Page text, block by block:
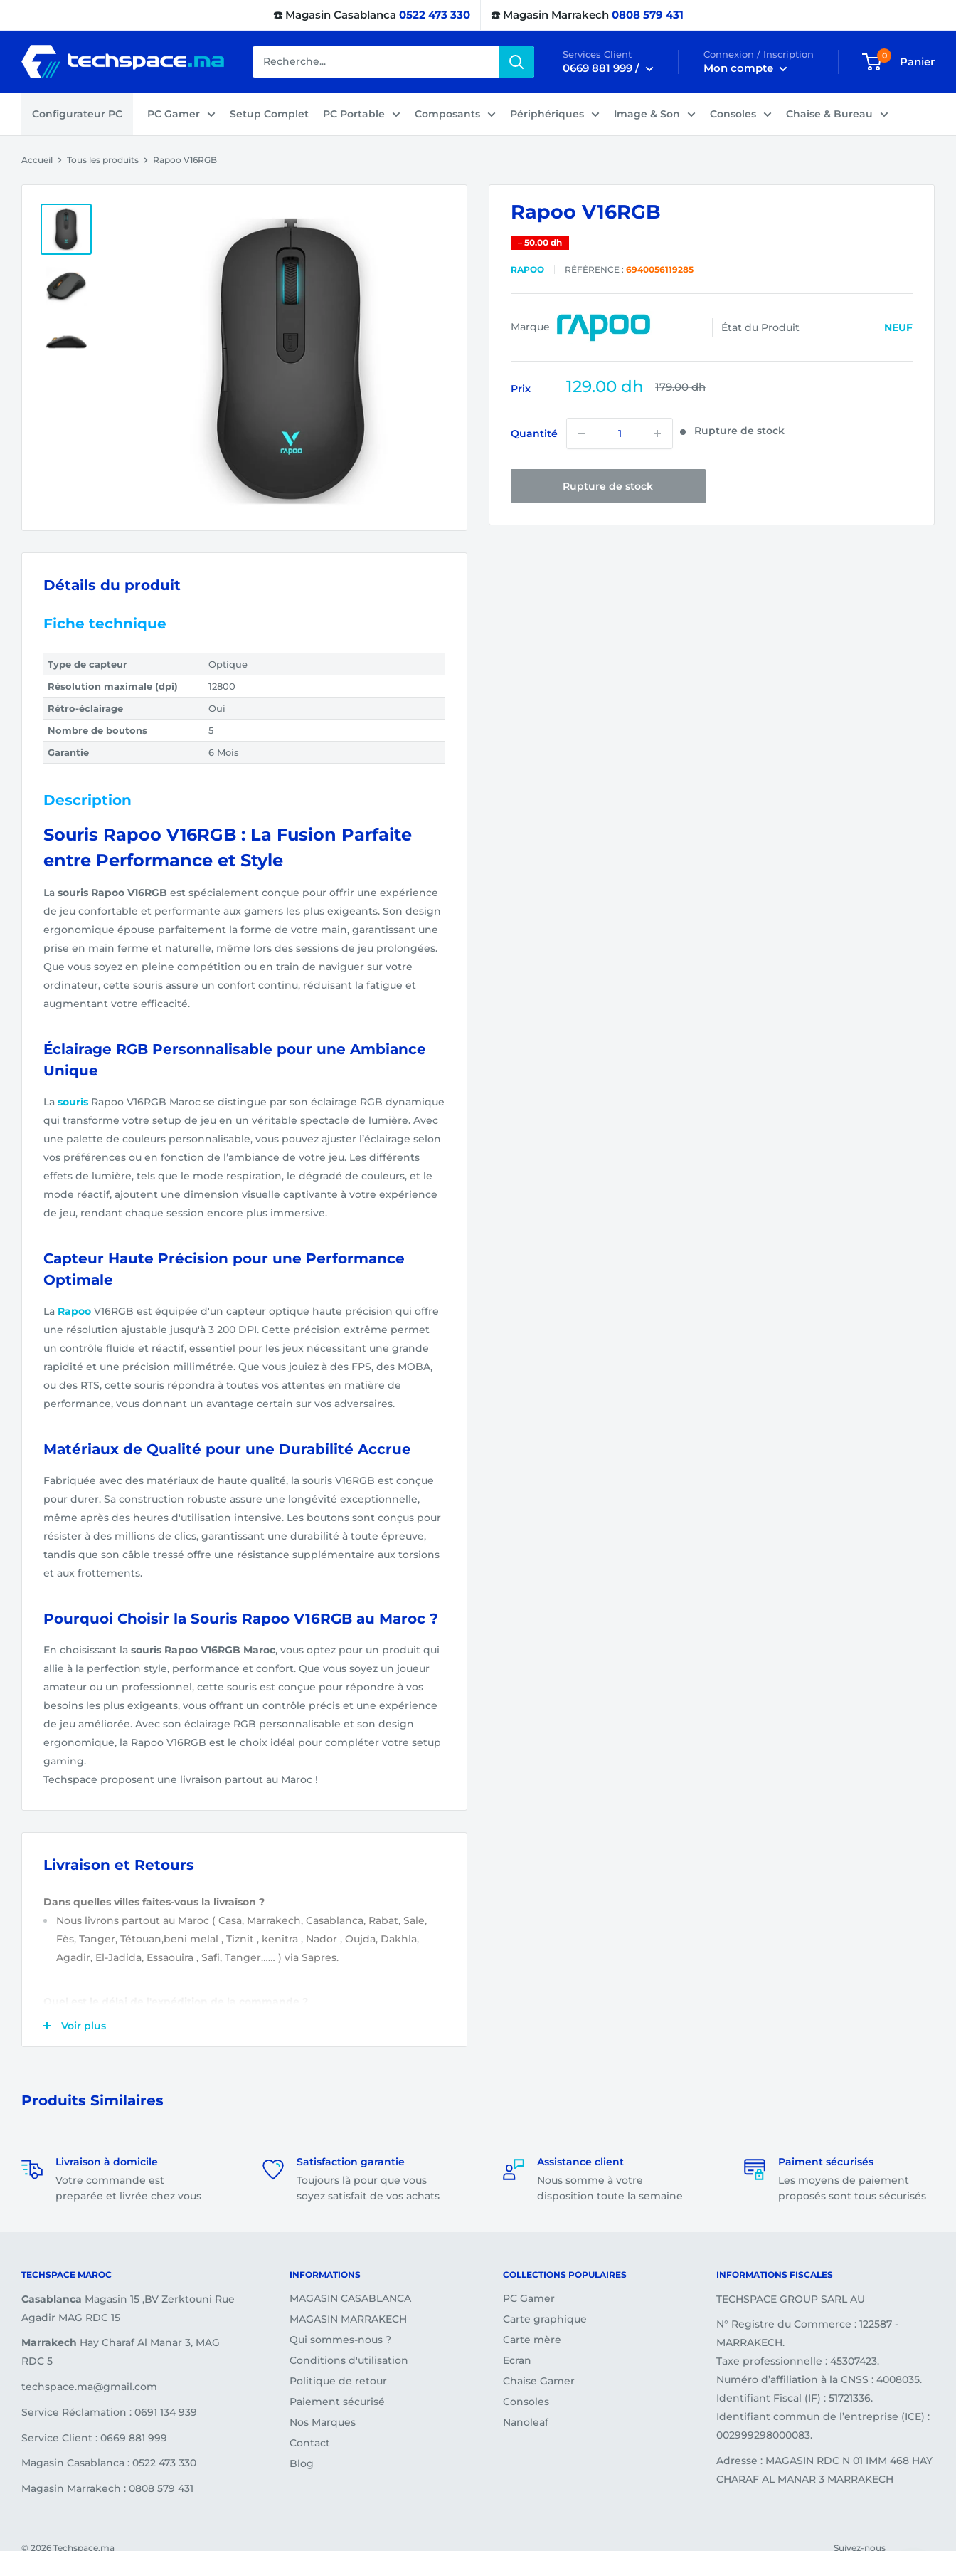
au
contenu
☎️ Magasin Casablanca 0522 473 330 ☎️ Magasin Marrakech 0808 579 431
Techspace.ma Services Client
0669 881 999 /
Connexion / Inscription
Mon compte
0 Panier
Configurateur PC PC Gamer Setup Complet PC Portable Composants Périphériques Image & Son Consoles Chaise & Bureau
Accueil Tous les produits Rapoo V16RGB
Rapoo V16RGB
– 50.00 dh
RAPOO RÉFÉRENCE : 6940056119285
Marque État du Produit NEUF
Prix
Prix
129.00 dh Prix
179.00 dh
Quantité Rupture de stock
Rupture de stock
Détails du produit
Fiche technique
Type de capteur
Optique
Résolution maximale (dpi)
12800
Rétro-éclairage
Oui
Nombre de boutons
5
Garantie
6 Mois
Description
Souris Rapoo V16RGB : La Fusion Parfaite
entre Performance et Style
La souris Rapoo V16RGB est spécialement conçue pour offrir une expérience
de jeu confortable et performante aux gamers les plus exigeants. Son design
ergonomique épouse parfaitement la forme de votre main, garantissant une
prise en main ferme et naturelle, même lors des sessions de jeu prolongées.
Que vous soyez en pleine compétition ou en train de naviguer sur votre
ordinateur, cette souris assure un confort continu, réduisant la fatigue et
augmentant votre efficacité.
Éclairage RGB Personnalisable pour une Ambiance
Unique
La souris Rapoo V16RGB Maroc se distingue par son éclairage RGB dynamique
qui transforme votre setup de jeu en un véritable spectacle de lumière. Avec
une palette de couleurs personnalisable, vous pouvez ajuster l’éclairage selon
vos préférences ou en fonction de l’ambiance de votre jeu. Les différents
effets de lumière, tels que le mode respiration, le dégradé de couleurs, et le
mode réactif, ajoutent une dimension visuelle captivante à votre expérience
de jeu, rendant chaque session encore plus immersive.
Capteur Haute Précision pour une Performance
Optimale
La Rapoo V16RGB est équipée d'un capteur optique haute précision qui offre
une résolution ajustable jusqu'à 3 200 DPI. Cette précision extrême permet
un contrôle fluide et réactif, essentiel pour les jeux nécessitant une grande
rapidité et une précision millimétrée. Que vous jouiez à des FPS, des MOBA,
ou des RTS, cette souris répondra à toutes vos attentes en matière de
performance, vous donnant un avantage certain sur vos adversaires.
Matériaux de Qualité pour une Durabilité Accrue
Fabriquée avec des matériaux de haute qualité, la souris V16RGB est conçue
pour durer. Sa construction robuste assure une longévité exceptionnelle,
même après des heures d'utilisation intensive. Les boutons sont conçus pour
résister à des millions de clics, garantissant une durabilité à toute épreuve,
tandis que son câble tressé offre une résistance supplémentaire aux torsions
et aux frottements.
Pourquoi Choisir la Souris Rapoo V16RGB au Maroc ?
En choisissant la souris Rapoo V16RGB Maroc, vous optez pour un produit qui
allie à la perfection style, performance et confort. Que vous soyez un joueur
amateur ou un professionnel, cette souris est conçue pour répondre à vos
besoins les plus exigeants, vous offrant un contrôle précis et une expérience
de jeu améliorée. Avec son éclairage RGB personnalisable et son design
ergonomique, la Rapoo V16RGB est le choix idéal pour compléter votre setup
gaming.
Techspace proposent une livraison partout au Maroc !
Livraison et Retours
Dans quelles villes faites-vous la livraison ?
Nous livrons partout au Maroc ( Casa, Marrakech, Casablanca, Rabat, Sale,
Fès, Tanger, Tétouan,beni melal , Tiznit , kenitra , Nador , Oujda, Dakhla,
Agadir, El-Jadida, Essaouira , Safi, Tanger…… ) via Sapres.
Après validation de votre commande
total dépasse 1500 dirhams.
Les frais de livraison sont à partir de
35 dirhamsselon le montant total de
votre commande.
Voir plus
Produits Similaires
Livraison à domicile
Votre commande est
preparée et livrée chez vous
Satisfaction garantie
Toujours là pour que vous
soyez satisfait de vos achats
Assistance client
Nous somme à votre
disposition toute la semaine
Paiment sécurisés
Les moyens de paiement
proposés sont tous sécurisés
TECHSPACE MAROC
Casablanca Magasin 15 ,BV Zerktouni Rue
Agadir MAG RDC 15
Marrakech Hay Charaf Al Manar 3, MAG
RDC 5
techspace.ma@gmail.com
Service Réclamation : 0691 134 939
Service Client : 0669 881 999
Magasin Casablanca : 0522 473 330
Magasin Marrakech : 0808 579 431
INFORMATIONS
MAGASIN CASABLANCA
MAGASIN MARRAKECH
Qui sommes-nous ?
Conditions d'utilisation
Politique de retour
Paiement sécurisé
Nos Marques
Contact
Blog
COLLECTIONS POPULAIRES
PC Gamer
Carte graphique
Carte mère
Ecran
Chaise Gamer
Consoles
Nanoleaf
INFORMATIONS FISCALES
TECHSPACE GROUP SARL AU
N° Registre du Commerce : 122587 -
MARRAKECH.
Taxe professionnelle : 45307423.
Numéro d’affiliation à la CNSS : 4008035.
Identifiant Fiscal (IF) : 51721336.
Identifiant commun de l’entreprise (ICE) :
002999298000083.
Adresse : MAGASIN RDC N 01 IMM 468 HAY
CHARAF AL MANAR 3 MARRAKECH
© 2026 Techspace.ma Suivez-nous